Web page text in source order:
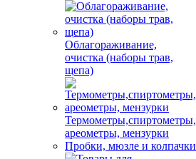
Облагораживание,
очистка (наборы трав,
щепа)
Термометры,спиртометры,
ареометры, мензурки
Пробки, мюзле и колпачки